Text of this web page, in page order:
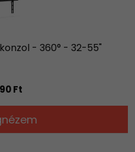
- 360° - 32-55"
Ft